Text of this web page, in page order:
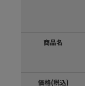
商品名
価格(税込)